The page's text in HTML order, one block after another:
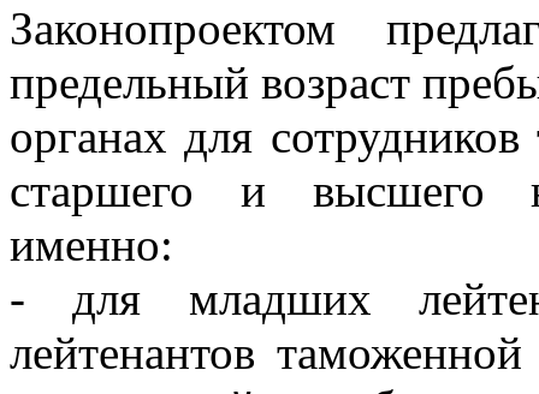
Законопроектом
предельный возраст
органах для
старшего и высшего
именно:
- для младших
лейтенантов